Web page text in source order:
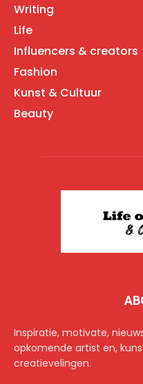
Writing
Life
Influencers & creators
Fashion
Kunst & Cultuur
Beauty
Inspiratie, motivate,
opkomende artist en,
creatievelingen.